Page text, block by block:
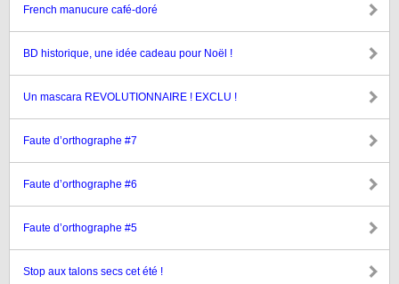
French manucure café-doré
BD historique, une idée cadeau pour Noël !
Un mascara REVOLUTIONNAIRE ! EXCLU !
Faute d’orthographe #7
Faute d’orthographe #6
Faute d’orthographe #5
Stop aux talons secs cet été !